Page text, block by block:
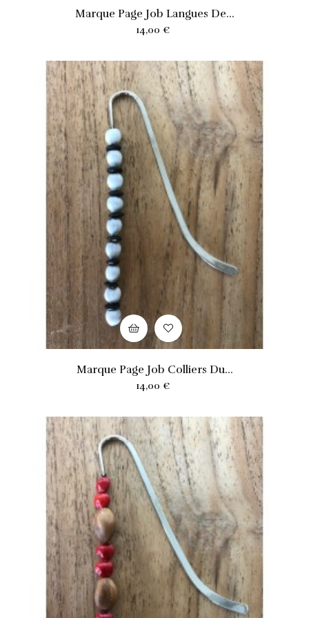
Marque Page Job Langues De...
Prix
14,00 €
Marque Page Job Colliers Du...
Prix
14,00 €